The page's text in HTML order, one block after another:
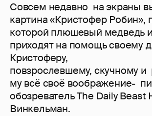
Совсем недавно на экраны
картина «Кристофер Робин»,
которой плюшевый медведь и
приходят на помощь своему
Кристоферу,
повзрослевшему, скучному
му всё своё воображение-
обозреватель The Daily Beast
Винкельман.